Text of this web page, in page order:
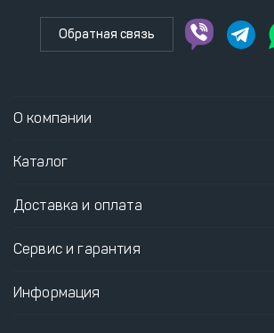
Обратная связь
О компании
Каталог
Доставка и оплата
Сервис и гарантия
Информация